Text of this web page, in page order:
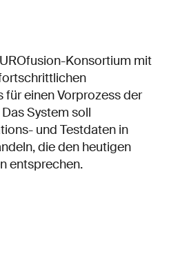
Konsortium mit
für einen Vorprozess der
System soll
und Testdaten in
die den heutigen
entsprechen.